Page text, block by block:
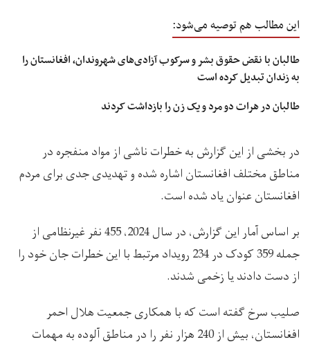
این مطالب هم توصیه می‌شود:
طالبان با نقض حقوق بشر و سرکوب آزادی‌های شهروندان، افغانستان را
به زندان تبدیل کرده است
طالبان در هرات دو مرد و یک زن را بازداشت کردند
در بخشی از این گزارش به خطرات ناشی از مواد منفجره در
مناطق مختلف افغانستان اشاره شده و تهدیدی جدی برای مردم
افغانستان عنوان یاد شده است.
بر اساس آمار این گزارش، در سال 2024، 455 نفر غیرنظامی از
جمله 359 کودک در 234 رویداد مرتبط با این خطرات جان خود را
از دست دادند یا زخمی شدند.
صلیب سرخ گفته است که با همکاری جمعیت هلال احمر
افغانستان، بیش از 240 هزار نفر را در مناطق آلوده به مهمات